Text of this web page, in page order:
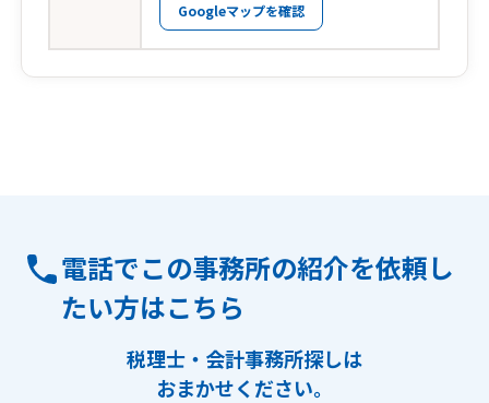
Googleマップを確認
電話でこの事務所の紹介を依頼し
たい方はこちら
税理士・会計事務所探しは
おまかせください。